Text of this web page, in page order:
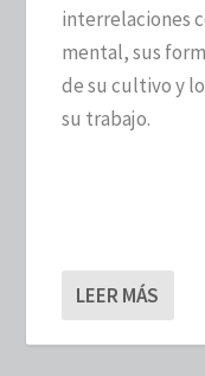
interrelaciones
mental, sus
de su cultivo y
su trabajo.
LEER MÁS